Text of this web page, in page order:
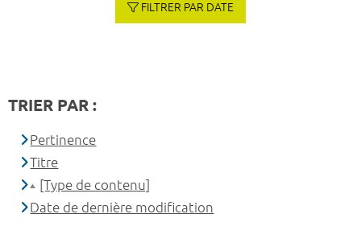
FILTRER PAR DATE
TRIER PAR :
Pertinence
Titre
[Type de contenu]
Date de dernière modification